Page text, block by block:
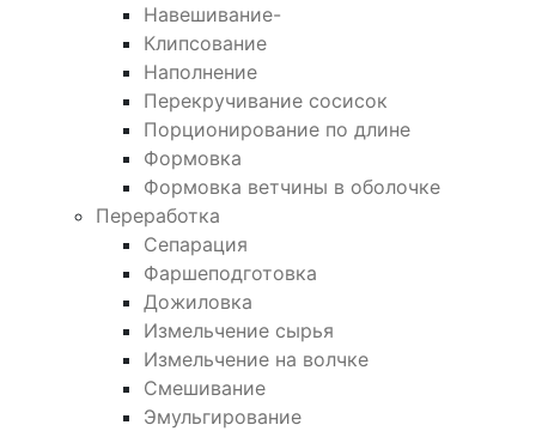
Навешивание-
Клипсование
Наполнение
Перекручивание сосисок
Порционирование по длине
Формовка
Формовка ветчины в оболочке
Переработка
Сепарация
Фаршеподготовка
Дожиловка
Измельчение сырья
Измельчение на волчке
Смешивание
Эмульгирование